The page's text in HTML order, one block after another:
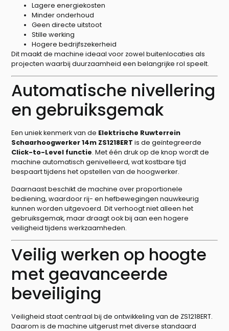
Lagere energiekosten
Minder onderhoud
Geen directe uitstoot
Stille werking
Hogere bedrijfszekerheid
Dit maakt de machine ideaal voor zowel buitenlocaties als
projecten waarbij duurzaamheid een belangrijke rol speelt.
Automatische nivellering
en gebruiksgemak
Een uniek kenmerk van de Elektrische Ruwterrein
Schaarhoogwerker 14m ZS1218ERT is de geïntegreerde
Click-to-Level functie. Met één druk op de knop wordt de
machine automatisch genivelleerd, wat kostbare tijd
bespaart tijdens het opstellen van de hoogwerker.
Daarnaast beschikt de machine over proportionele
bediening, waardoor rij- en hefbewegingen nauwkeurig
kunnen worden uitgevoerd. Dit verhoogt niet alleen het
gebruiksgemak, maar draagt ook bij aan een hogere
veiligheid tijdens werkzaamheden.
Veilig werken op hoogte
met geavanceerde
beveiliging
Veiligheid staat centraal bij de ontwikkeling van de ZS1218ERT.
Daarom is de machine uitgerust met diverse standaard